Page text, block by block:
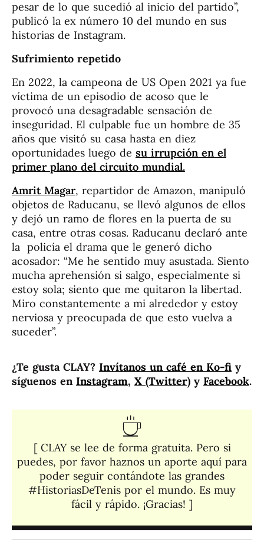
pesar de lo que sucedió al inicio del partido”,
publicó la ex número 10 del mundo en sus
historias de Instagram.
Sufrimiento repetido
En 2022, la campeona de US Open 2021 ya fue
víctima de un episodio de acoso que le
provocó una desagradable sensación de
inseguridad. El culpable fue un hombre de 35
años que visitó su casa hasta en diez
oportunidades luego de su irrupción en el
primer plano del circuito mundial.
Amrit Magar, repartidor de Amazon, manipuló
objetos de Raducanu, se llevó algunos de ellos
y dejó un ramo de flores en la puerta de su
casa, entre otras cosas. Raducanu declaró ante
la policía el drama que le generó dicho
acosador: “Me he sentido muy asustada. Siento
mucha aprehensión si salgo, especialmente si
estoy sola; siento que me quitaron la libertad.
Miro constantemente a mi alrededor y estoy
nerviosa y preocupada de que esto vuelva a
suceder”.
¿Te gusta CLAY? Invítanos un café en Ko-fi y
síguenos en Instagram, X (Twitter) y Facebook.
[ CLAY se lee de forma gratuita. Pero si
puedes, por favor haznos un aporte aquí para
poder seguir contándote las grandes
#HistoriasDeTenis por el mundo. Es muy
fácil y rápido. ¡Gracias! ]​